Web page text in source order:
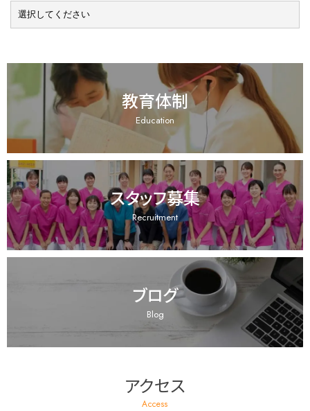
教育体制
Education
スタッフ募集
Recruitment
ブログ
Blog
アクセス
Access